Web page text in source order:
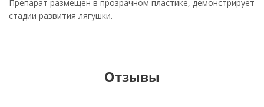
Препарат размещен в прозрачном пластике, демонстрирует
стадии развития лягушки.
Отзывы